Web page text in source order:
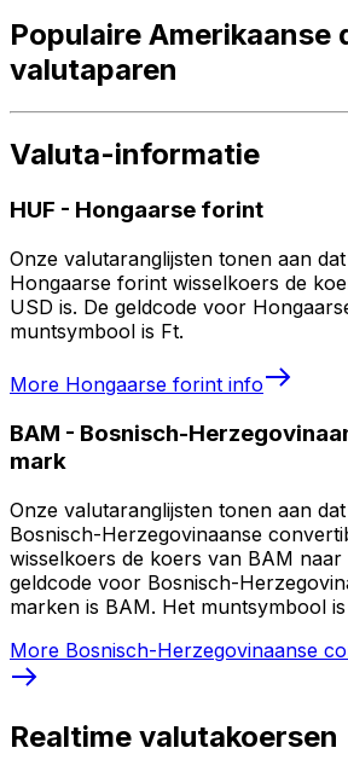
Populaire Amerikaanse
valutaparen
Valuta-informatie
HUF - Hongaarse forint
Onze valutaranglijsten tonen aan
Hongaarse forint wisselkoers de
USD is. De geldcode voor
muntsymbool is Ft.
More Hongaarse forint info
BAM - Bosnisch-
mark
Onze valutaranglijsten tonen aan
Bosnisch-Herzegovinaanse
wisselkoers de koers van BAM naar
geldcode voor Bosnisch-
marken is BAM. Het muntsymbool
More Bosnisch-Herzegovinaanse
Realtime valutakoersen